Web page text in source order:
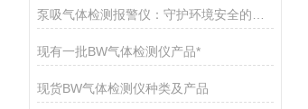
现有一批BW气体检测仪产品*
现货BW气体检测仪种类及产品